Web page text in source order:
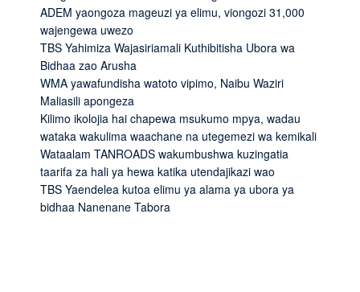
ADEM yaongoza mageuzi ya elimu, viongozi 31,000
wajengewa uwezo
TBS Yahimiza Wajasiriamali Kuthibitisha Ubora wa
Bidhaa zao Arusha
WMA yawafundisha watoto vipimo, Naibu Waziri
Maliasili apongeza
Kilimo ikolojia hai chapewa msukumo mpya, wadau
wataka wakulima waachane na utegemezi wa kemikali
Wataalam TANROADS wakumbushwa kuzingatia
taarifa za hali ya hewa katika utendajikazi wao
TBS Yaendelea kutoa elimu ya alama ya ubora ya
bidhaa Nanenane Tabora